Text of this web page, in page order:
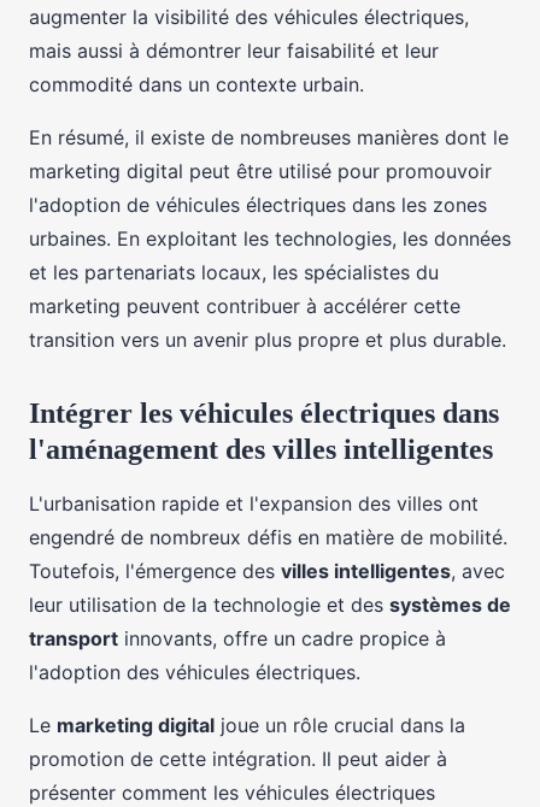
augmenter la visibilité des véhicules électriques,
mais aussi à démontrer leur faisabilité et leur
commodité dans un contexte urbain.
En résumé, il existe de nombreuses manières dont le
marketing digital peut être utilisé pour promouvoir
l'adoption de véhicules électriques dans les zones
urbaines. En exploitant les technologies, les données
et les partenariats locaux, les spécialistes du
marketing peuvent contribuer à accélérer cette
transition vers un avenir plus propre et plus durable.
Intégrer les véhicules électriques dans
l'aménagement des villes intelligentes
L'urbanisation rapide et l'expansion des villes ont
engendré de nombreux défis en matière de mobilité.
Toutefois, l'émergence des villes intelligentes, avec
leur utilisation de la technologie et des systèmes de
transport innovants, offre un cadre propice à
l'adoption des véhicules électriques.
Le marketing digital joue un rôle crucial dans la
promotion de cette intégration. Il peut aider à
présenter comment les véhicules électriques